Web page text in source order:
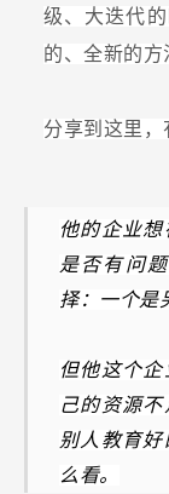
级、大迭代
的、全新的方
分享到这里，
他的企业
是否有问
择：一个是
但他这个
己的资源
别人教育
么看。